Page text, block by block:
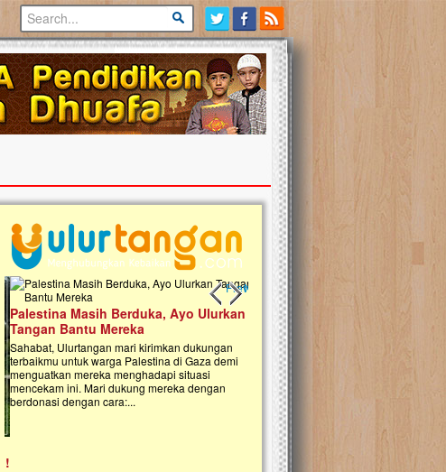
Previous slide
Next slide
Palestina Masih Berduka, Ayo Ulurkan
Tangan Bantu Mereka
Sahabat, Ulurtangan mari kirimkan dukungan
terbaikmu untuk warga Palestina di Gaza demi
menguatkan mereka menghadapi situasi
mencekam ini. Mari dukung mereka dengan
berdonasi dengan cara:...
Open Donasi Wakaf
Rumah Qur'an & TK Islam
Najjah di Jonggol
Saat ini, Ulurtangan bersama Yayasan
Najjahtul Islam Jonggol sedang merintis
pembangunan Rumah Qur’an dan
kanak Islam Terpadu (TKIT) An Najjah
Gedung Majelis Taklim di Jonggol,...